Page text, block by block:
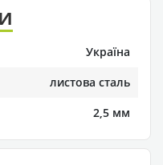
Україна
листова сталь
2,5 мм